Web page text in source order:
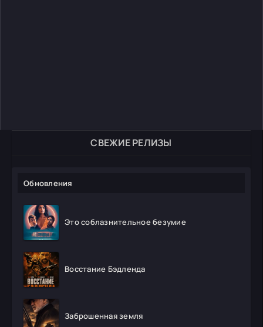
СВЕЖИЕ РЕЛИЗЫ
Обновления
Это соблазнительное безумие
Восстание Бэдленда
Заброшенная земля